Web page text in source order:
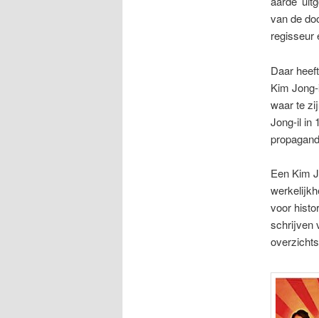
van de
regisseur
Daar
Kim
waar te
Jong-il in
Een Kim
voor
schrijven